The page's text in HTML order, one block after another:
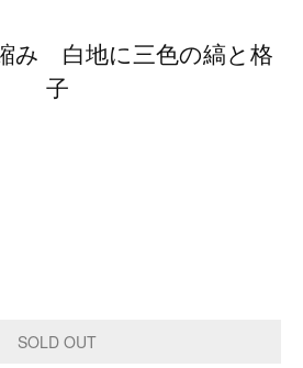
み 白地に三色の縞と格
子